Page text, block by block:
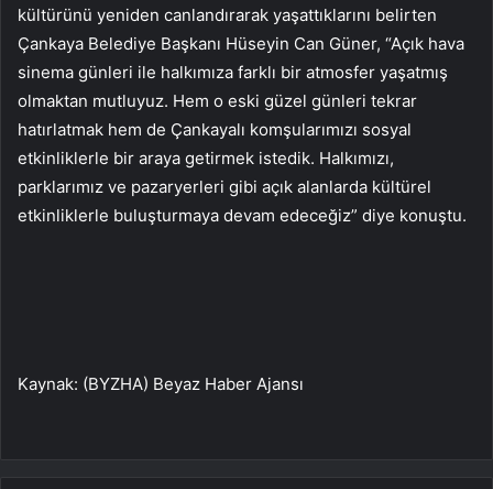
kültürünü yeniden canlandırarak yaşattıklarını belirten
Çankaya Belediye Başkanı Hüseyin Can Güner, “Açık hava
sinema günleri ile halkımıza farklı bir atmosfer yaşatmış
olmaktan mutluyuz. Hem o eski güzel günleri tekrar
hatırlatmak hem de Çankayalı komşularımızı sosyal
etkinliklerle bir araya getirmek istedik. Halkımızı,
parklarımız ve pazaryerleri gibi açık alanlarda kültürel
etkinliklerle buluşturmaya devam edeceğiz” diye konuştu.
Kaynak: (BYZHA) Beyaz Haber Ajansı